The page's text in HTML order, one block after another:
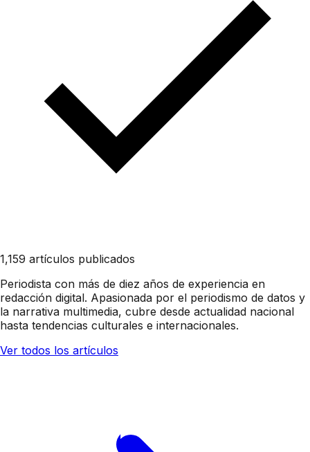
1,159 artículos publicados
Periodista con más de diez años de experiencia en
redacción digital. Apasionada por el periodismo de datos y
la narrativa multimedia, cubre desde actualidad nacional
hasta tendencias culturales e internacionales.
Ver todos los artículos